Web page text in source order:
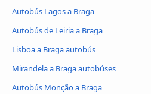
Autobús Lagos a Braga
Autobús de Leiria a Braga
Lisboa a Braga autobús
Mirandela a Braga autobúses
Autobús Monção a Braga